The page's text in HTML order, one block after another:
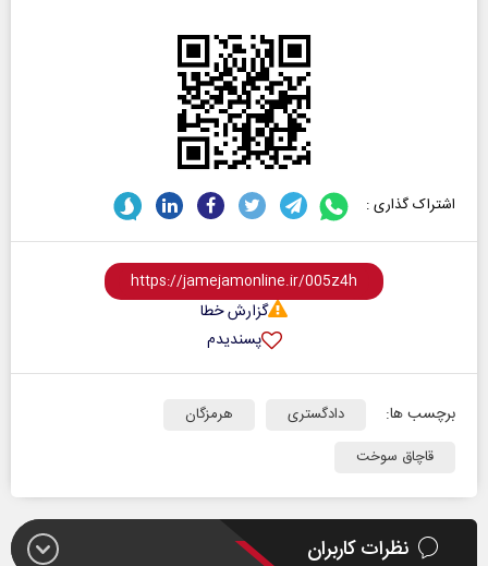
اشتراک گذاری :
گزارش خطا
پسندیدم
برچسب ها: دادگستری
هرمزگان
قاچاق سوخت
نظرات کاربران